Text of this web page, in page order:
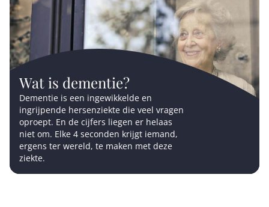
Wat is dementie?
Dementie is een ingewikkelde en
ingrijpende hersenziekte die veel vragen
oproept. En de cijfers liegen er helaas
niet om. Elke 4 seconden krijgt iemand,
ergens ter wereld, te maken met deze
ziekte.